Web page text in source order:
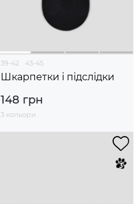
39-42 43-45
Шкарпетки і підслідки
148 грн
3 кольори